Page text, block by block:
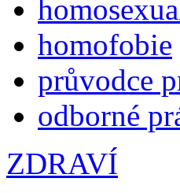
homofobie
průvodce
odborné
ZDRAVÍ